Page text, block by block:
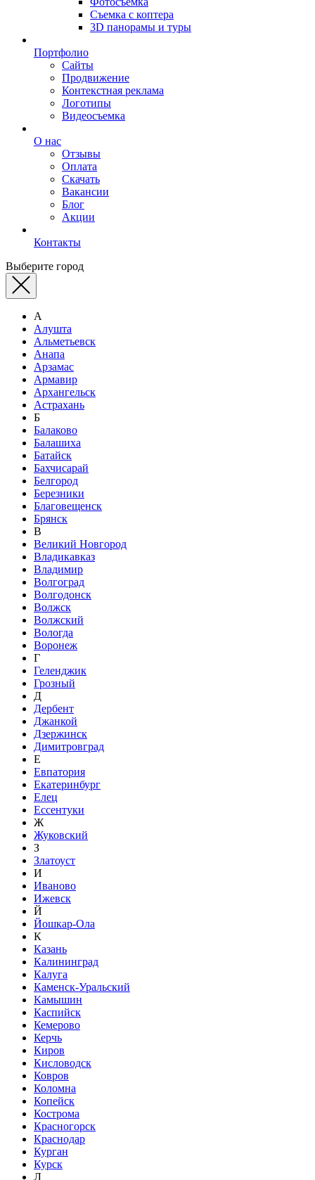
Съемка с коптера
3D панорамы и туры
Портфолио
Сайты
Продвижение
Контекстная реклама
Логотипы
Видеосъемка
О нас
Отзывы
Оплата
Скачать
Вакансии
Блог
Акции
Контакты
Выберите город
А
Алушта
Альметьевск
Анапа
Арзамас
Армавир
Архангельск
Астрахань
Б
Балаково
Балашиха
Батайск
Бахчисарай
Белгород
Березники
Благовещенск
Брянск
В
Великий Новгород
Владикавказ
Владимир
Волгоград
Волгодонск
Волжск
Волжский
Вологда
Воронеж
Г
Геленджик
Грозный
Д
Дербент
Джанкой
Дзержинск
Димитровград
Е
Евпатория
Екатеринбург
Елец
Ессентуки
Ж
Жуковский
З
Златоуст
И
Иваново
Ижевск
Й
Йошкар-Ола
К
Казань
Калининград
Калуга
Каменск-Уральский
Камышин
Каспийск
Кемерово
Керчь
Киров
Кисловодск
Ковров
Коломна
Копейск
Кострома
Красногорск
Краснодар
Курган
Курск
Л